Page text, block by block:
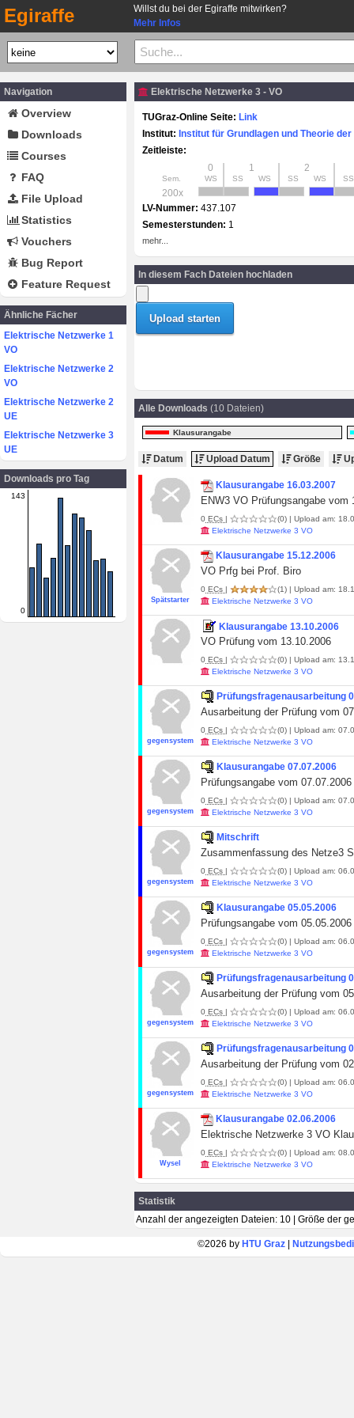
Egiraffe
Willst du bei der Egiraffe mitwirken?
Mehr Infos
Navigation
Overview
Downloads
Courses
FAQ
File Upload
Statistics
Vouchers
Bug Report
Feature Request
Ähnliche Fächer
Elektrische Netzwerke 1
VO
Elektrische Netzwerke 2
VO
Elektrische Netzwerke 2
UE
Elektrische Netzwerke 3
UE
Downloads pro Tag
143
0
Elektrische Netzwerke 3 - VO
TUGraz-Online Seite: Link
Institut: Institut für Grundlagen und Theorie
Zeitleiste:
0
1 2
Sem. WS SS WS SS WS SS
200x
LV-Nummer: 437.107
Semesterstunden: 1
mehr...
In diesem Fach Dateien hochladen
Alle Downloads (10 Dateien)
Klausurangabe
Datum Upload Datum Größe
Klausurangabe 16.03.2007
ENW3 VO Prüfungsangabe vom
0 ECs | (0) | Upload am:
Elektrische Netzwerke 3 VO
Spätstarter
Klausurangabe 15.12.2006
VO Prfg bei Prof. Biro
0 ECs | (1) | Upload am:
Elektrische Netzwerke 3 VO
Klausurangabe 13.10.2006
VO Prüfung vom 13.10.2006
0 ECs | (0) | Upload am:
Elektrische Netzwerke 3 VO
gegensystem
Prüfungsfragenausarbeitung
Ausarbeitung der Prüfung vom
0 ECs | (0) | Upload am:
Elektrische Netzwerke 3 VO
gegensystem
Klausurangabe 07.07.2006
Prüfungsangabe vom 07.07.2006
0 ECs | (0) | Upload am:
Elektrische Netzwerke 3 VO
gegensystem
Mitschrift
Zusammenfassung des Netze3
0 ECs | (0) | Upload am:
Elektrische Netzwerke 3 VO
gegensystem
Klausurangabe 05.05.2006
Prüfungsangabe vom 05.05.2006
0 ECs | (0) | Upload am:
Elektrische Netzwerke 3 VO
gegensystem
Prüfungsfragenausarbeitung
Ausarbeitung der Prüfung vom
0 ECs | (0) | Upload am:
Elektrische Netzwerke 3 VO
gegensystem
Prüfungsfragenausarbeitung
Ausarbeitung der Prüfung vom
0 ECs | (0) | Upload am:
Elektrische Netzwerke 3 VO
Wysel
Klausurangabe 02.06.2006
Elektrische Netzwerke 3 VO
0 ECs | (0) | Upload am:
Elektrische Netzwerke 3 VO
Statistik
Anzahl der angezeigten Dateien: 10 | Größe der
©2026 by HTU Graz|